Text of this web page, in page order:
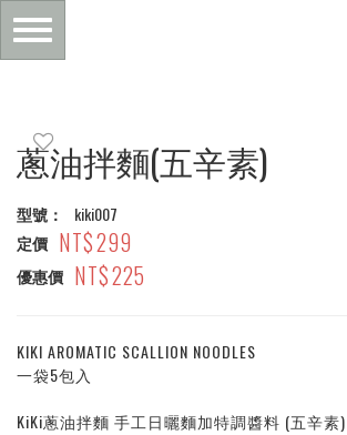
Toggle
navigation
主
內
容
塊
蔥油拌麵(五辛素)
型號：
kiki007
定價
299
優惠價 225
KIKI AROMATIC SCALLION NOODLES
一袋5包入
KiKi蔥油拌麵 手工日曬麵加特調醬料 (五辛素)